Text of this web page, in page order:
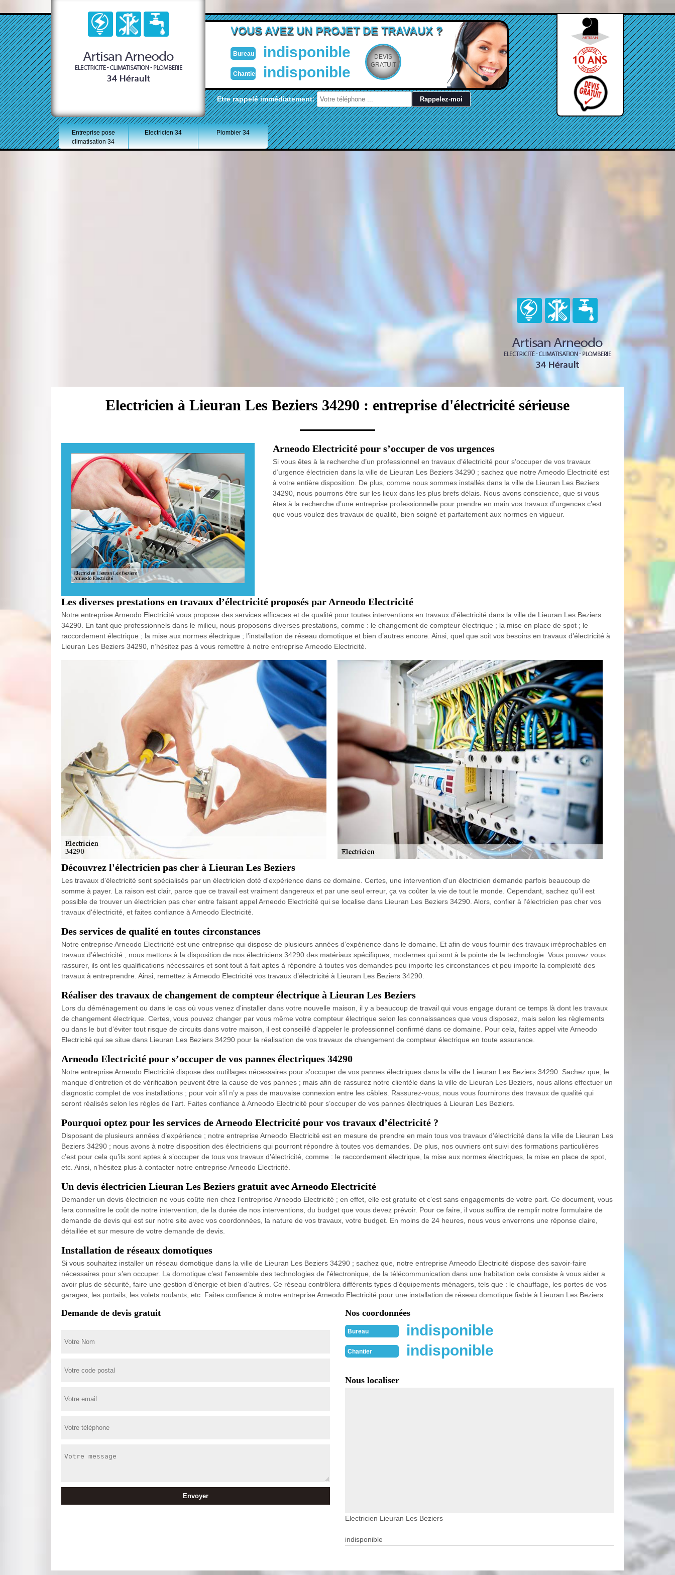
VOUS AVEZ UN PROJET DE TRAVAUX ?
Bureau indisponible
Chantier indisponible
DEVIS
GRATUIT
Etre rappelé immédiatement:
Entreprise pose
climatisation 34
Electricien 34 Plombier 34
Electricien à Lieuran Les Beziers 34290 : entreprise d'électricité sérieuse
Arneodo Electricité pour s’occuper de vos urgences
Si vous êtes à la recherche d’un professionnel en travaux d’électricité pour s’occuper de vos travaux
d’urgence électricien dans la ville de Lieuran Les Beziers 34290 ; sachez que notre Arneodo Electricité est
à votre entière disposition. De plus, comme nous sommes installés dans la ville de Lieuran Les Beziers
34290, nous pourrons être sur les lieux dans les plus brefs délais. Nous avons conscience, que si vous
êtes à la recherche d’une entreprise professionnelle pour prendre en main vos travaux d’urgences c’est
que vous voulez des travaux de qualité, bien soigné et parfaitement aux normes en vigueur.
Les diverses prestations en travaux d’électricité proposés par Arneodo Electricité
Notre entreprise Arneodo Electricité vous propose des services efficaces et de qualité pour toutes interventions en travaux d’électricité dans la ville de Lieuran Les Beziers
34290. En tant que professionnels dans le milieu, nous proposons diverses prestations, comme : le changement de compteur électrique ; la mise en place de spot ; le
raccordement électrique ; la mise aux normes électrique ; l’installation de réseau domotique et bien d’autres encore. Ainsi, quel que soit vos besoins en travaux d’électricité à
Lieuran Les Beziers 34290, n’hésitez pas à vous remettre à notre entreprise Arneodo Electricité.
Découvrez l'électricien pas cher à Lieuran Les Beziers
Les travaux d'électricité sont spécialisés par un électricien doté d'expérience dans ce domaine. Certes, une intervention d'un électricien demande parfois beaucoup de
somme à payer. La raison est clair, parce que ce travail est vraiment dangereux et par une seul erreur, ça va coûter la vie de tout le monde. Cependant, sachez qu'il est
possible de trouver un électricien pas cher entre faisant appel Arneodo Electricité qui se localise dans Lieuran Les Beziers 34290. Alors, confier à l’électricien pas cher vos
travaux d'électricité, et faites confiance à Arneodo Electricité.
Des services de qualité en toutes circonstances
Notre entreprise Arneodo Electricité est une entreprise qui dispose de plusieurs années d’expérience dans le domaine. Et afin de vous fournir des travaux irréprochables en
travaux d’électricité ; nous mettons à la disposition de nos électriciens 34290 des matériaux spécifiques, modernes qui sont à la pointe de la technologie. Vous pouvez vous
rassurer, ils ont les qualifications nécessaires et sont tout à fait aptes à répondre à toutes vos demandes peu importe les circonstances et peu importe la complexité des
travaux à entreprendre. Ainsi, remettez à Arneodo Electricité vos travaux d’électricité à Lieuran Les Beziers 34290.
Réaliser des travaux de changement de compteur électrique à Lieuran Les Beziers
Lors du déménagement ou dans le cas où vous venez d'installer dans votre nouvelle maison, il y a beaucoup de travail qui vous engage durant ce temps là dont les travaux
de changement électrique. Certes, vous pouvez changer par vous même votre compteur électrique selon les connaissances que vous disposez, mais selon les règlements
ou dans le but d'éviter tout risque de circuits dans votre maison, il est conseillé d'appeler le professionnel confirmé dans ce domaine. Pour cela, faites appel vite Arneodo
Electricité qui se situe dans Lieuran Les Beziers 34290 pour la réalisation de vos travaux de changement de compteur électrique en toute assurance.
Arneodo Electricité pour s’occuper de vos pannes électriques 34290
Notre entreprise Arneodo Electricité dispose des outillages nécessaires pour s’occuper de vos pannes électriques dans la ville de Lieuran Les Beziers 34290. Sachez que, le
manque d’entretien et de vérification peuvent être la cause de vos pannes ; mais afin de rassurez notre clientèle dans la ville de Lieuran Les Beziers, nous allons effectuer un
diagnostic complet de vos installations ; pour voir s’il n’y a pas de mauvaise connexion entre les câbles. Rassurez-vous, nous vous fournirons des travaux de qualité qui
seront réalisés selon les règles de l’art. Faites confiance à Arneodo Electricité pour s’occuper de vos pannes électriques à Lieuran Les Beziers.
Pourquoi optez pour les services de Arneodo Electricité pour vos travaux d’électricité ?
Disposant de plusieurs années d’expérience ; notre entreprise Arneodo Electricité est en mesure de prendre en main tous vos travaux d’électricité dans la ville de Lieuran Les
Beziers 34290 ; nous avons à notre disposition des électriciens qui pourront répondre à toutes vos demandes. De plus, nos ouvriers ont suivi des formations particulières
c’est pour cela qu’ils sont aptes à s’occuper de tous vos travaux d’électricité, comme : le raccordement électrique, la mise aux normes électriques, la mise en place de spot,
etc. Ainsi, n’hésitez plus à contacter notre entreprise Arneodo Electricité.
Un devis électricien Lieuran Les Beziers gratuit avec Arneodo Electricité
Demander un devis électricien ne vous coûte rien chez l’entreprise Arneodo Electricité ; en effet, elle est gratuite et c’est sans engagements de votre part. Ce document, vous
fera connaître le coût de notre intervention, de la durée de nos interventions, du budget que vous devez prévoir. Pour ce faire, il vous suffira de remplir notre formulaire de
demande de devis qui est sur notre site avec vos coordonnées, la nature de vos travaux, votre budget. En moins de 24 heures, nous vous enverrons une réponse claire,
détaillée et sur mesure de votre demande de devis.
Installation de réseaux domotiques
Si vous souhaitez installer un réseau domotique dans la ville de Lieuran Les Beziers 34290 ; sachez que, notre entreprise Arneodo Electricité dispose des savoir-faire
nécessaires pour s’en occuper. La domotique c’est l’ensemble des technologies de l’électronique, de la télécommunication dans une habitation cela consiste à vous aider a
avoir plus de sécurité, faire une gestion d’énergie et bien d’autres. Ce réseau contrôlera différents types d’équipements ménagers, tels que : le chauffage, les portes de vos
garages, les portails, les volets roulants, etc. Faites confiance à notre entreprise Arneodo Electricité pour une installation de réseau domotique fiable à Lieuran Les Beziers.
Demande de devis gratuit Nos coordonnées
Bureau indisponible
Chantier indisponible
Nous localiser
Electricien Lieuran Les Beziers
indisponible